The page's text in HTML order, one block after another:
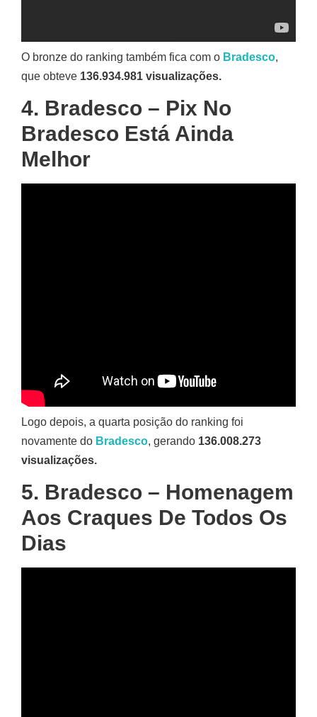
O bronze do ranking também fica com o Bradesco,
que obteve 136.934.981 visualizações.
4. Bradesco – Pix No
Bradesco Está Ainda
Melhor
Logo depois, a quarta posição do ranking foi
novamente do Bradesco, gerando 136.008.273
visualizações.
5. Bradesco – Homenagem
Aos Craques De Todos Os
Dias